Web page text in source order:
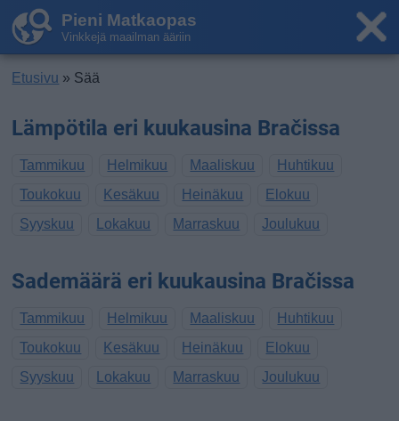
Pieni Matkaopas
Vinkkejä maailman ääriin
Etusivu » Sää
Lämpötila eri kuukausina Bračissa
Tammikuu Helmikuu Maaliskuu
Huhtikuu
Toukokuu
Kesäkuu Heinäkuu
Elokuu
Syyskuu
Lokakuu Marraskuu Joulukuu
Sademäärä eri kuukausina Bračissa
Tammikuu Helmikuu Maaliskuu
Huhtikuu
Toukokuu
Kesäkuu Heinäkuu
Elokuu
Syyskuu
Lokakuu Marraskuu Joulukuu